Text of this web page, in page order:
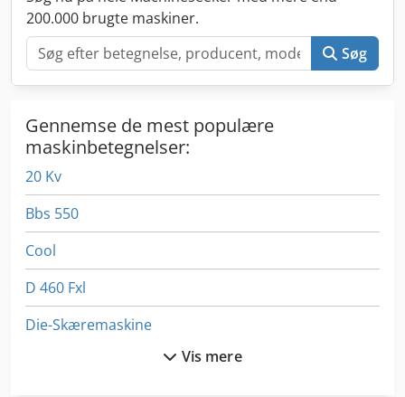
200.000 brugte maskiner.
Søg
Gennemse de mest populære
maskinbetegnelser:
20 Kv
Bbs 550
Cool
D 460 Fxl
Die-Skæremaskine
Vis mere